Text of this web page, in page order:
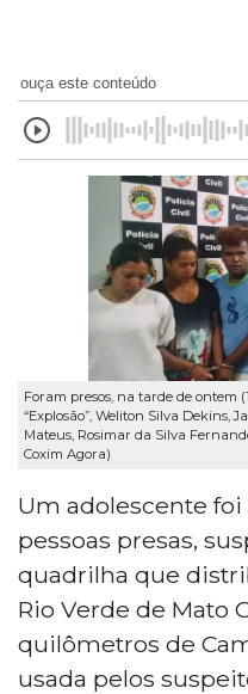
ouça este conteúdo
Foram presos, na tarde de ontem
“Explosão”, Weliton Silva Dekins,
Mateus, Rosimar da Silva
Coxim Agora)
Um adolescente
pessoas presas,
quadrilha que
Rio Verde de Mato
quilômetros de
usada pelos